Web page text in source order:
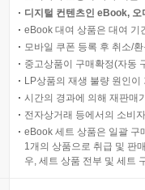
디지털 컨텐츠인 eBook,
eBook 대여 상품은 대여 기
모바일 쿠폰 등록 후 취소/
중고상품이 구매확정(자동
LP상품의 재생 불량 원인
시간의 경과에 의해 재판매
전자상거래 등에서의 소비
eBook 세트 상품은 일괄 구
1개의 상품으로 취급 및 판
우, 세트 상품 전부 및 세트